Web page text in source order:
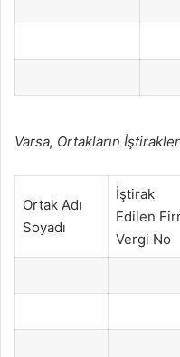
Varsa, Ortakların
Ortak Adı
Soyadı
İştirak
Edilen
Vergi No